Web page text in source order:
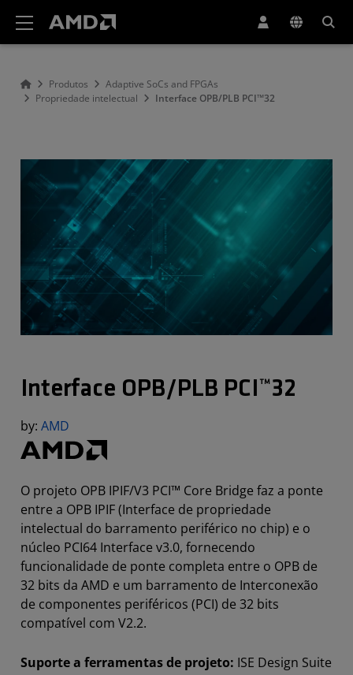
Produtos
Adaptive SoCs and FPGAs
Propriedade intelectual
Interface OPB/PLB PCI™32
Interface OPB/PLB PCI™32
by: AMD
O projeto OPB IPIF/V3 PCI™ Core Bridge faz a ponte
entre a OPB IPIF (Interface de propriedade
intelectual do barramento periférico no chip) e o
núcleo PCI64 Interface v3.0, fornecendo
funcionalidade de ponte completa entre o OPB de
32 bits da AMD e um barramento de Interconexão
de componentes periféricos (PCI) de 32 bits
compatível com V2.2.
Suporte a ferramentas de projeto: ISE Design Suite